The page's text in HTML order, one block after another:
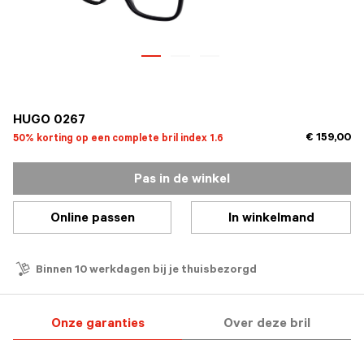
HUGO 0267
50% korting op een complete bril index 1.6 € 159,00
Pas in de winkel
Online passen In winkelmand
Binnen 10 werkdagen bij je thuisbezorgd
Onze garanties Over deze bril